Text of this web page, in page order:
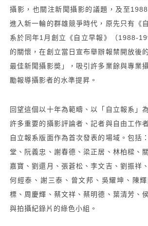
攝影，也關注新聞攝影的議題，及至
進入新一輪的群雄競爭時代，原先只有《
系於同年1月創立《自立早報》（1988-
的關懷，在創立當日宣布舉辦報禁開放後
最佳新聞攝影奬」，吸引許多業餘與專業
勵報導攝影者的水準提昇。
回望這個以十年為範疇、以「自立報系」
許多重要的攝影評論者、記者與自由工作
自立報系版面作為首次發表的場域。包括
堂、阮義忠、謝春德、梁正居、林柏樑、
嘉寶、劉還月、張蒼松、李文吉、劉振祥
何經泰、謝三泰、曾文邦、吳耀坤、陳
標、周慶輝、蔡文祥、蔡明德、葉清芳、
與拍攝紀錄片的綠色小組。